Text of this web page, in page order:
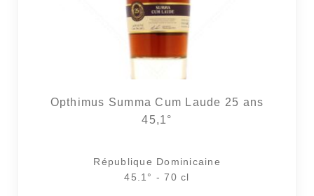
Opthimus Summa Cum Laude 25 ans
45,1°
République Dominicaine
45.1° - 70 cl